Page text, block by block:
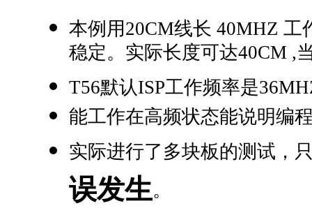
本例用20CM线长 40MHZ 工
稳定。实际长度可达40CM ,
T56默认ISP工作频率是
能工作在高频状态能说明编
实际进行了多块板的测试，
误发生。